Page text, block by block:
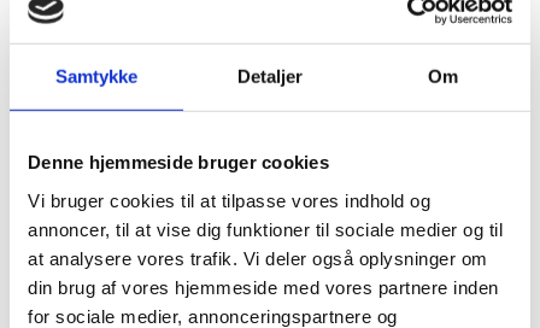
Samtykke Detaljer Om
Denne hjemmeside bruger cookies
Vi bruger cookies til at tilpasse vores indhold og
annoncer, til at vise dig funktioner til sociale medier og til
at analysere vores trafik. Vi deler også oplysninger om
din brug af vores hjemmeside med vores partnere inden
for sociale medier, annonceringspartnere og
OBS: VAREN ER IKKE UDSTILLET I BUTIKKERNE, DETTE
Specifikationer
Brand
Dimension 1511×229
Tykkelse I Mm
Garanti 25 år